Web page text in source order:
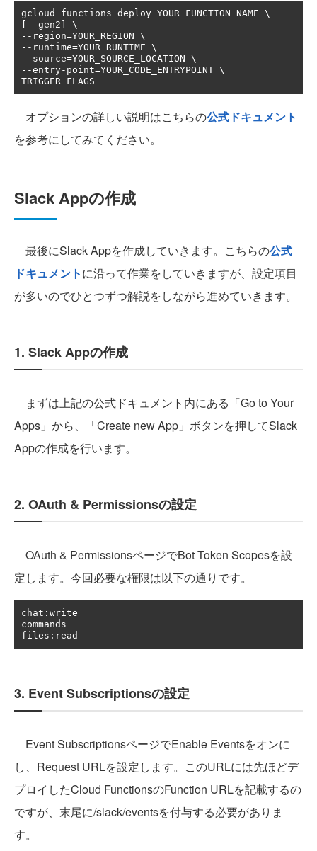
[--gen2
-- region=
-- runtime=
-- source=
--entry- point=YOUR_CODE_ENTRYPOINT \
TRIGGER_FLAGS
オプションの詳しい説明はこちらの公式ドキュメント
を参考にしてみてください。
Slack Appの作成
最後にSlack Appを作成していきます。こちらの公式
ドキュメントに沿って作業をしていきますが、設定項目
が多いのでひとつずつ解説をしながら進めていきます。
1. Slack Appの作成
まずは上記の公式ドキュメント内にある「Go to Your
Apps」から、「Create new App」ボタンを押してSlack
Appの作成を行います。
2. OAuth & Permissionsの設定
OAuth & PermissionsページでBot Token Scopesを設
定します。今回必要な権限は以下の通りです。
chat : write
commands
files : read
3. Event Subscriptionsの設定
Event SubscriptionsページでEnable Eventsをオンに
し、Request URLを設定します。このURLには先ほどデ
プロイしたCloud FunctionsのFunction URLを記載するの
ですが、末尾に/slack/eventsを付与する必要がありま
す。